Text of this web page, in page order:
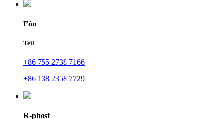
Fón
Teil
+86 755 2738 7166
+86 138 2358 7729
R-phost